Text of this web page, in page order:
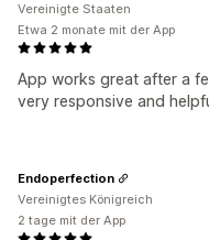
App works great after a
very responsive and
Vereinigte Staaten
Etwa 2 monate mit der App
Endoperfection
Vereinigtes Königreich
2 tage mit der App